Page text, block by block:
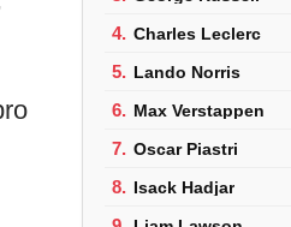
4. Charles Leclerc
5. Lando Norris
6. Max Verstappen
7. Oscar Piastri
8. Isack Hadjar